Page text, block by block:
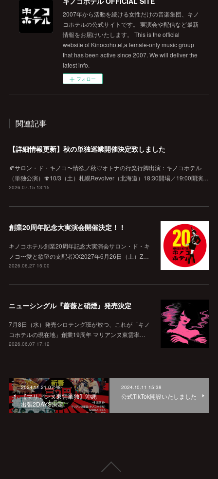
2007年から活動を続ける女性だけの音楽集団、キノ
コホテルの公式サイトです。 実演会や配信など最新
情報をお届けいたします。 This is the official
website of Kinocohotel,a female-only music group
that has been active since 2007. We will deliver the
latest info.
フォロー
関連記事
【詳細情報更新】秋の単独巡業開催決定致しました
🍂サロン・ド・キノコ〜情欲ノ秋♡オトナの行楽行脚出演：キノコホテル
（単独公演）🍄10/3（土）札幌Revolver（北海道）18:30開場／19:00開演…
2026.07.15 13:15
創業20周年記念大実演会開催決定！！
キノコホテル創業20周年記念大実演会サロン・ド・キ
ノコ〜愛と欲望の支配者XX2027年6月26日（土）Z…
2026.06.27 15:00
ニューシングル『薔薇と硝煙』発売決定
7月8日（水）発売シロテング班が放つ、これが「キノ
コホテルの現在地」創業19周年 マリアンヌ東雲率…
2026.06.07 17:12
2024.11.21 07:48
【マリアンヌ東雲単独】沖縄
出張2DAYS決定
2024.10.11 15:38
公式TikTok開設いたしました